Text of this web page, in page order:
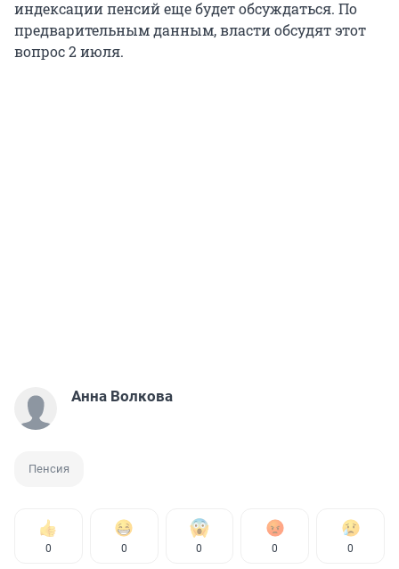
индексации пенсий еще будет обсуждаться. По
предварительным данным, власти обсудят этот
вопрос 2 июля.
Анна Волкова
Пенсия
0 0 0 0 0